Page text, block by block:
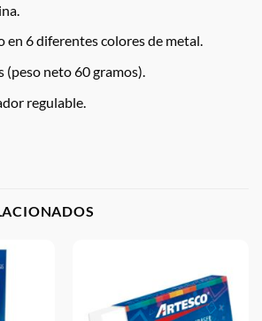
en 6 diferentes colores de metal.
(peso neto 60 gramos).
regulable.